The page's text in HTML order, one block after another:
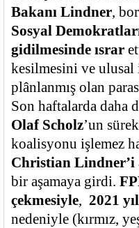
Bakanı Lindner,
Sosyal
gidilmesinde ısrar
kesilmesini ve
plânlanmış olan
Son haftalarda daha
Olaf Scholz’un
koalisyonu işlemez
Christian Lindner’i
bir aşamaya girdi.
çekmesiyle, 2021
nedeniyle (kırmız,